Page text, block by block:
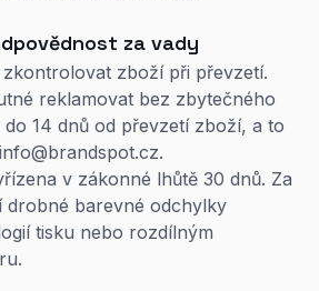
za vady
zboží při převzetí.
reklamovat bez zbytečného
14 dnů od převzetí zboží, a to
v zákonné lhůtě 30 dnů. Za
drobné barevné odchylky
tisku nebo rozdílným